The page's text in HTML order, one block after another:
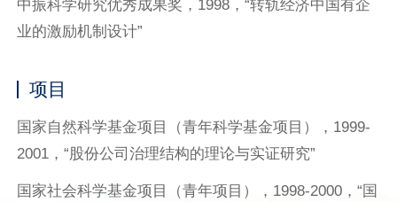
中振科学研究优秀成果奖，1998，“转轨经济中国有企
业的激励机制设计”
项目
国家自然科学基金项目（青年科学基金项目），1999-
2001，“股份公司治理结构的理论与实证研究”
国家社会科学基金项目（青年项目），1998-2000，“国